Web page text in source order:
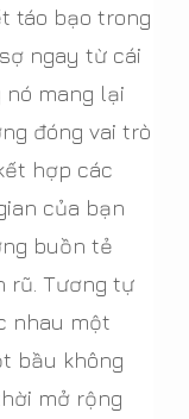
táo bạo trong
ngay từ cái
mang lại
đóng vai trò
hợp các
của bạn
buồn tẻ
rũ. Tương tự
nhau một
bầu không
mở rộng